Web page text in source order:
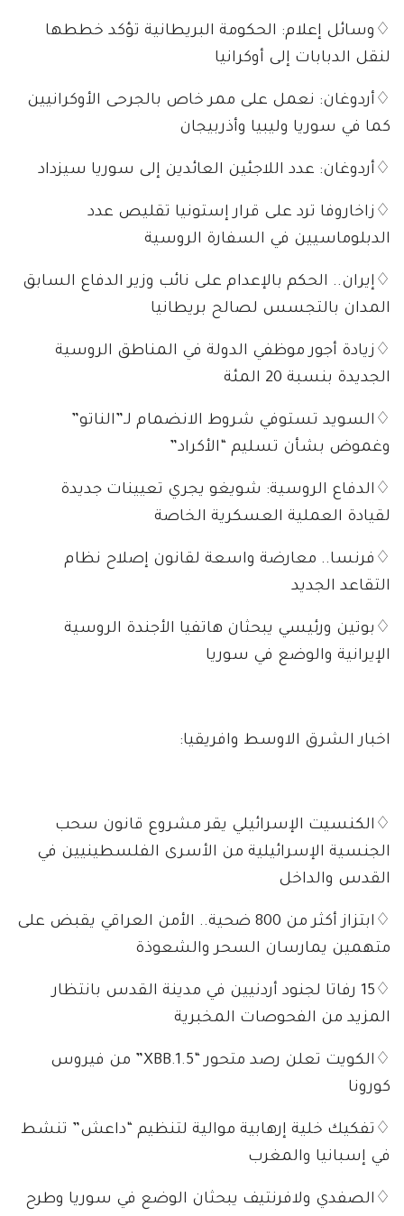
♢وسائل إعلام: الحكومة البريطانية تؤكد خططها
لنقل الدبابات إلى أوكرانيا
♢أردوغان: نعمل على ممر خاص بالجرحى الأوكرانيين
كما في سوريا وليبيا وأذربيجان
♢أردوغان: عدد اللاجئين العائدين إلى سوريا سيزداد
♢زاخاروفا ترد على قرار إستونيا تقليص عدد
الدبلوماسيين في السفارة الروسية
♢إيران.. الحكم بالإعدام على نائب وزير الدفاع السابق
المدان بالتجسس لصالح بريطانيا
♢زيادة أجور موظفي الدولة في المناطق الروسية
الجديدة بنسبة 20 المئة
♢السويد تستوفي شروط الانضمام لـ”الناتو”
وغموض بشأن تسليم “الأكراد”
♢الدفاع الروسية: شويغو يجري تعيينات جديدة
لقيادة العملية العسكرية الخاصة
♢فرنسا.. معارضة واسعة لقانون إصلاح نظام
التقاعد الجديد
♢بوتين ورئيسي يبحثان هاتفيا الأجندة الروسية
الإيرانية والوضع في سوريا
اخبار الشرق الاوسط وافريقيا:
♢الكنسيت الإسرائيلي يقر مشروع قانون سحب
الجنسية الإسرائيلية من الأسرى الفلسطينيين في
القدس والداخل
♢ابتزاز أكثر من 800 ضحية.. الأمن العراقي يقبض على
متهمين يمارسان السحر والشعوذة
♢15 رفاتا لجنود أردنيين في مدينة القدس بانتظار
المزيد من الفحوصات المخبرية
♢الكويت تعلن رصد متحور “XBB.1.5” من فيروس
كورونا
♢تفكيك خلية إرهابية موالية لتنظيم “داعش” تنشط
في إسبانيا والمغرب
♢الصفدي ولافرنتيف يبحثان الوضع في سوريا وطرح